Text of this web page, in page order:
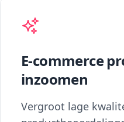
E-commerce
inzoomen
Vergroot lage